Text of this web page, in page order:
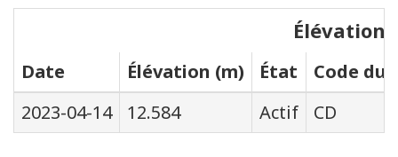
Élévations
Date Élévation (m) État
Code du
2023-04-14
12.584 Actif CD